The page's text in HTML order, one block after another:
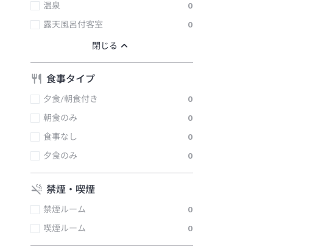
温泉
0
露天風呂付客室
0
食事タイプ
夕食/朝食付き
0
朝食のみ
0
食事なし
0
夕食のみ
0
禁煙・喫煙
禁煙ルーム
0
喫煙ルーム
0